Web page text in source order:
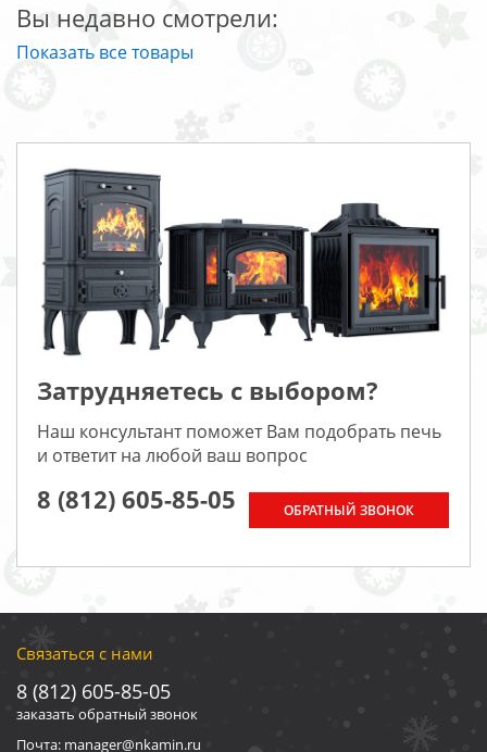
Вы недавно смотрели:
Показать все товары
Затрудняетесь с выбором?
Наш консультант поможет Вам подобрать печь
и ответит на любой ваш вопрос
8 (812) 605-85-05 ОБРАТНЫЙ ЗВОНОК
Связаться с нами
8 (812) 605-85-05
заказать обратный звонок
Почта: manager@nkamin.ru